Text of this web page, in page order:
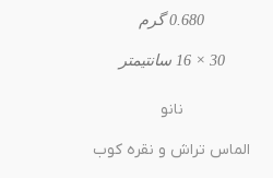
0.680 گرم
30 × 16 سانتیمتر
نانو
الماس تراش و نقره کوب